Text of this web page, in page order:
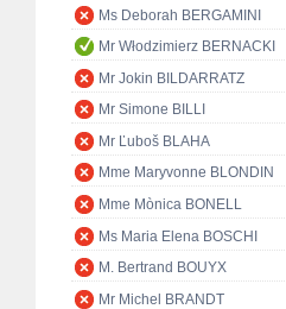
Ms Deborah BERGAMINI
Mr Włodzimierz BERNACKI
Mr Jokin BILDARRATZ
Mr Simone BILLI
Mr Ľuboš BLAHA
Mme Maryvonne BLONDIN
Mme Mònica BONELL
Ms Maria Elena BOSCHI
M. Bertrand BOUYX
Mr Michel BRANDT